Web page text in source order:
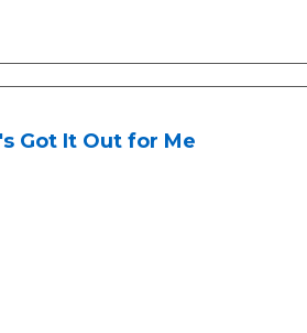
Got It Out for Me